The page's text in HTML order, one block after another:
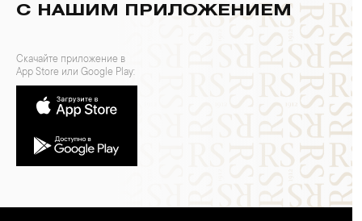
С НАШИМ ПРИЛОЖЕНИЕМ
Скачайте приложение в
App Store или Google Play: